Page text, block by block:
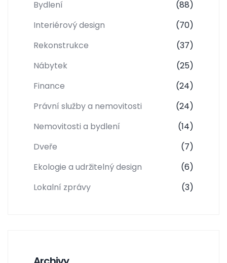
Bydlení
(88)
Interiérový design
(70)
Rekonstrukce
(37)
Nábytek
(25)
Finance
(24)
Právní služby a nemovitosti
(24)
Nemovitosti a bydlení
(14)
Dveře
(7)
Ekologie a udržitelný design
(6)
Lokalní zprávy
(3)